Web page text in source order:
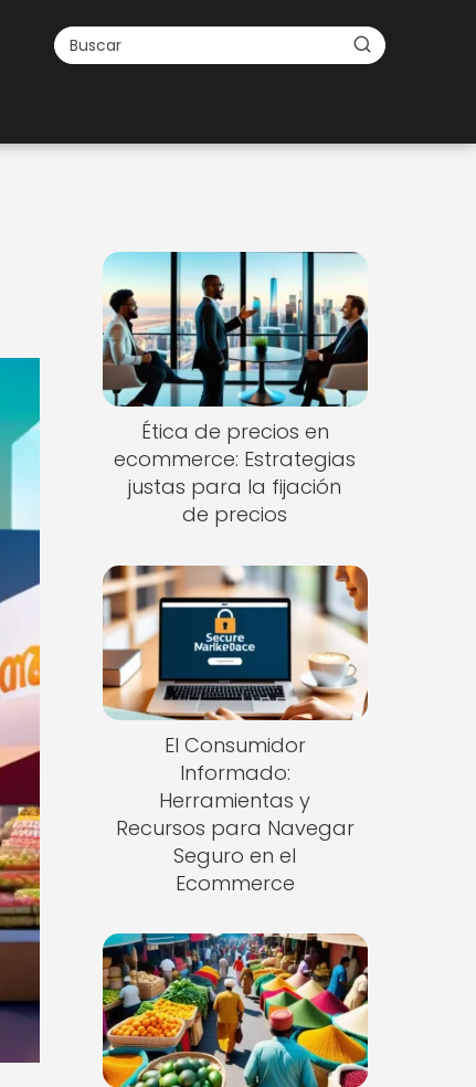
Ética de precios en
ecommerce: Estrategias
justas para la fijación
de precios
El Consumidor
Informado:
Herramientas y
Recursos para Navegar
Seguro en el
Ecommerce